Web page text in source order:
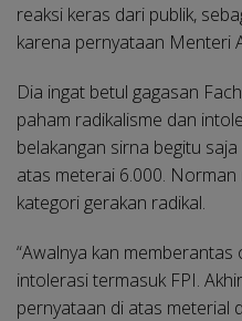
reaksi keras dari publik,
karena pernyataan Menteri
Dia ingat betul gagasan
paham radikalisme dan
belakangan sirna begitu
atas meterai 6.000.
kategori gerakan radikal.
“Awalnya kan
intolerasi termasuk FPI.
pernyataan di atas meterial